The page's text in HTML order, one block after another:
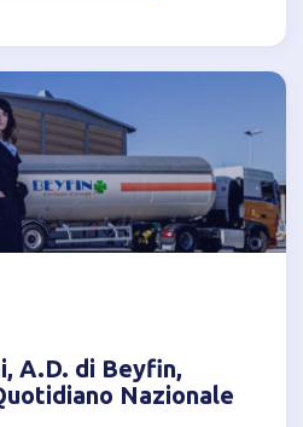
A.D. di Beyfin,
Nazionale